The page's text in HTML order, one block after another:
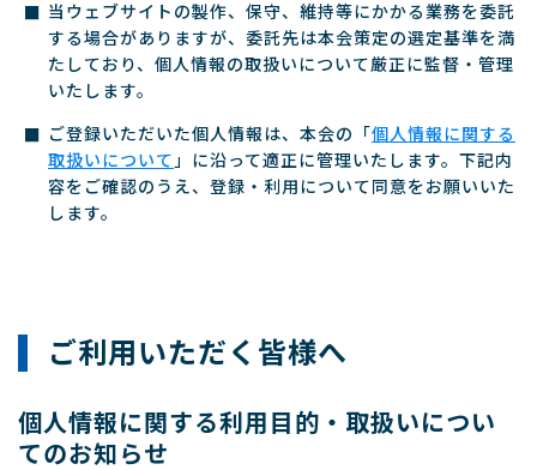
当ウェブサイトの製作、保守、維持等にかかる業務を委託
する場合がありますが、委託先は本会策定の選定基準を満
たしており、個人情報の取扱いについて厳正に監督・管理
いたします。
ご登録いただいた個人情報は、本会の「個人情報に関する
取扱いについて 」に沿って適正に管理いたします。下記内
容をご確認のうえ、登録・利用について同意をお願いいた
します。
ご利用いただく皆様へ
個人情報に関する利用目的・取扱いについ
てのお知らせ